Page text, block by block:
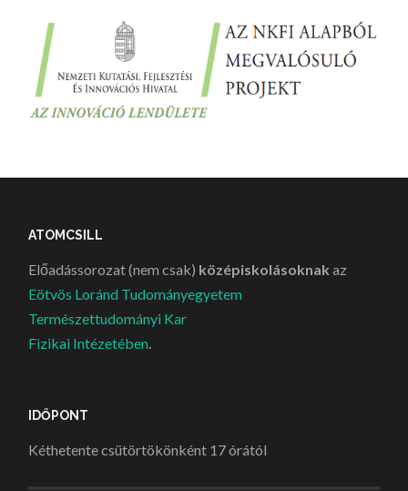
ATOMCSILL
Előadássorozat (nem csak) középiskolásoknak az
Eötvös Loránd Tudományegyetem
Természettudományi Kar
Fizikai Intézetében.
IDŐPONT
Kéthetente csütörtökönként 17 órától